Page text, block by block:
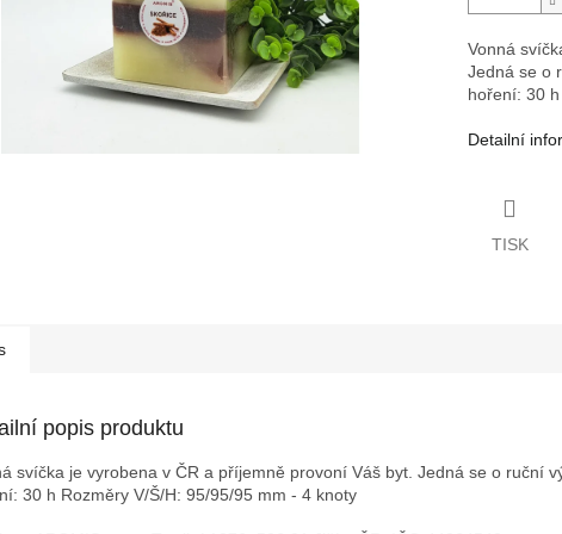
Vonná
Jedná se o
hoření: 30 h
Detailní
TISK
popis produktu
svíčka je vyrobena v ČR a příjemně provoní Váš byt. Jedná se o ruční
30 h Rozměry V/Š/H: 95/95/95 mm - 4 knoty